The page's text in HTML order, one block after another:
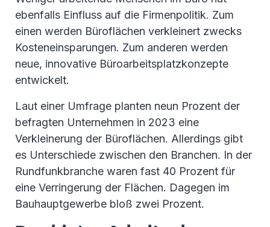
ebenfalls Einfluss auf die Firmenpolitik. Zum
einen werden Büroflächen verkleinert zwecks
Kosteneinsparungen. Zum anderen werden
neue, innovative Büroarbeitsplatzkonzepte
entwickelt.
Laut einer Umfrage planten neun Prozent der
befragten Unternehmen in 2023 eine
Verkleinerung der Büroflächen. Allerdings gibt
es Unterschiede zwischen den Branchen. In der
Rundfunkbranche waren fast 40 Prozent für
eine Verringerung der Flächen. Dagegen im
Bauhauptgewerbe bloß zwei Prozent.